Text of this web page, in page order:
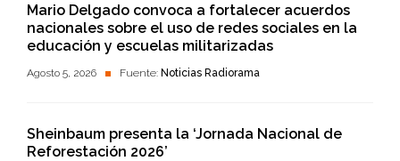
Mario Delgado convoca a fortalecer acuerdos
nacionales sobre el uso de redes sociales en la
educación y escuelas militarizadas
Agosto 5, 2026 Fuente: Noticias Radiorama
Sheinbaum presenta la ‘Jornada Nacional de
Reforestación 2026’